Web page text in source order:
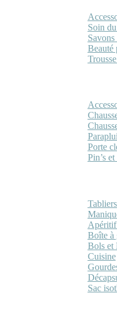
Soin
Savons
Beauté
Porte
Pin’s
Boîte à
Bols et
Cuisine
Sac